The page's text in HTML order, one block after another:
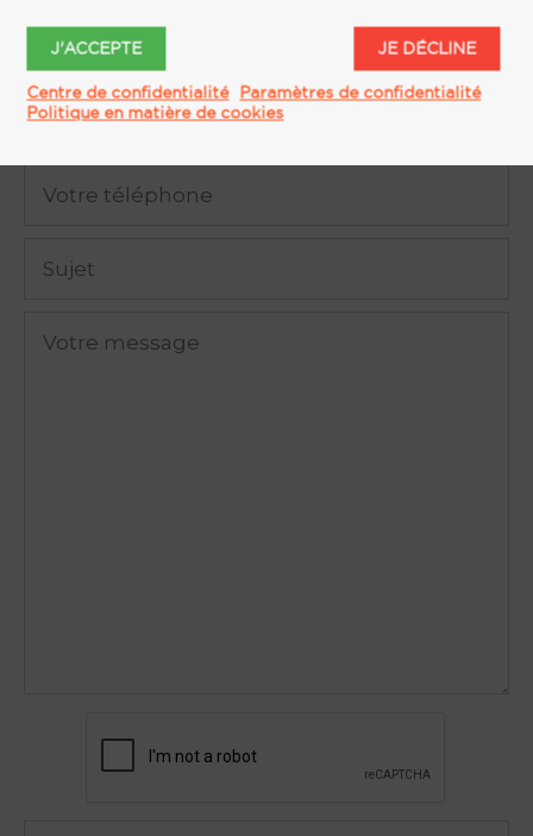
J'ACCEPTE JE DÉCLINE
Centre de confidentialité Paramètres de confidentialité
Politique en matière de cookies